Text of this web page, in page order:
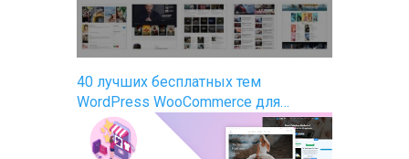
40 лучших бесплатных тем
WordPress WooCommerce для…